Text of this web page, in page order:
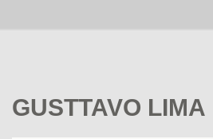
GUSTTAVO LIMA